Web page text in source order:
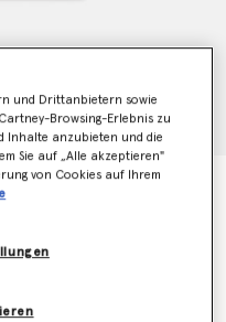
Earth Friends Grafik
und Drittanbietern sowie
Browsing-Erlebnis zu
Inhalte anzubieten und die
Sie auf „Alle akzeptieren"
von Cookies auf Ihrem